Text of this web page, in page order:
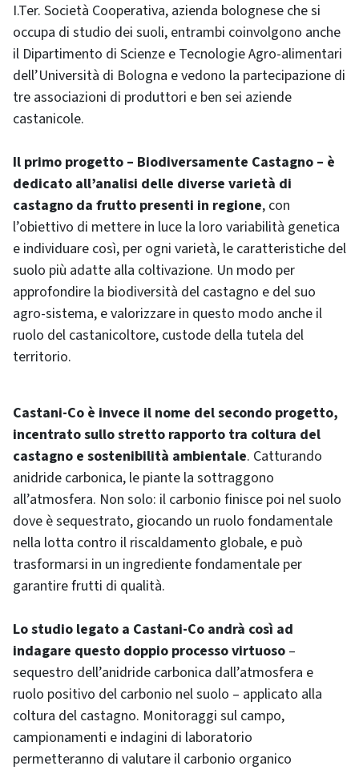
I.Ter. Società Cooperativa, azienda bolognese che si
occupa di studio dei suoli, entrambi coinvolgono anche
il Dipartimento di Scienze e Tecnologie Agro-alimentari
dell’Università di Bologna e vedono la partecipazione di
tre associazioni di produttori e ben sei aziende
castanicole.
Il primo progetto – Biodiversamente Castagno – è
dedicato all’analisi delle diverse varietà di
castagno da frutto presenti in regione, con
l’obiettivo di mettere in luce la loro variabilità genetica
e individuare così, per ogni varietà, le caratteristiche del
suolo più adatte alla coltivazione. Un modo per
approfondire la biodiversità del castagno e del suo
agro-sistema, e valorizzare in questo modo anche il
ruolo del castanicoltore, custode della tutela del
territorio.
Castani-Co è invece il nome del secondo progetto,
incentrato sullo stretto rapporto tra coltura del
castagno e sostenibilità ambientale. Catturando
anidride carbonica, le piante la sottraggono
all’atmosfera. Non solo: il carbonio finisce poi nel suolo
dove è sequestrato, giocando un ruolo fondamentale
nella lotta contro il riscaldamento globale, e può
trasformarsi in un ingrediente fondamentale per
garantire frutti di qualità.
Lo studio legato a Castani-Co andrà così ad
indagare questo doppio processo virtuoso –
sequestro dell’anidride carbonica dall’atmosfera e
ruolo positivo del carbonio nel suolo – applicato alla
coltura del castagno. Monitoraggi sul campo,
campionamenti e indagini di laboratorio
permetteranno di valutare il carbonio organico